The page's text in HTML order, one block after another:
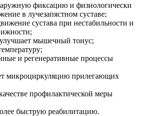
фиксацию и физиологически
в лучезапястном суставе;
сустава при нестабильности и
мышечный тонус;
и регенеративные процессы
микроциркуляцию прилегающих
профилактической меры
быструю реабилитацию.